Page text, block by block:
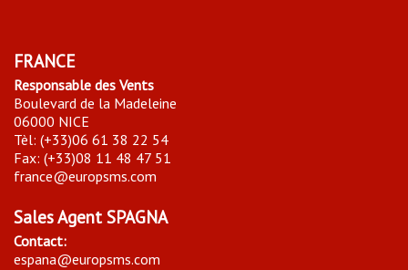
FRANCE
Responsable des Vents
Boulevard de la Madeleine
06000 NICE
Tèl: (+33)06 61 38 22 54
Fax: (+33)08 11 48 47 51
france@europsms.com
Sales Agent SPAGNA
Contact:
espana@europsms.com